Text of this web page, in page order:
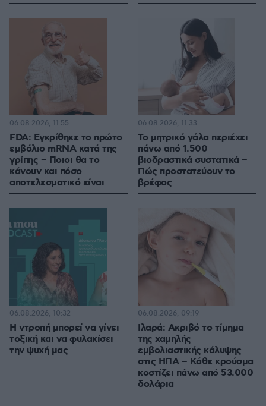
FDA: Εγκρίθηκε το πρώτο
εμβόλιο mRNA κατά της
γρίπης – Ποιοι θα το
κάνουν και πόσο
αποτελεσματικό είναι
06.08.2026, 11:55
Το μητρικό γάλα περιέχει
πάνω από 1.500
βιοδραστικά συστατικά –
Πώς προστατεύουν το
βρέφος
06.08.2026, 11:33
Η ντροπή μπορεί να γίνει
τοξική και να φυλακίσει
την ψυχή μας
06.08.2026, 10:32
Ιλαρά: Ακριβό το τίμημα
της χαμηλής
εμβολιαστικής κάλυψης
στις ΗΠΑ – Κάθε κρούσμα
κοστίζει πάνω από 53.000
δολάρια
06.08.2026, 09:19